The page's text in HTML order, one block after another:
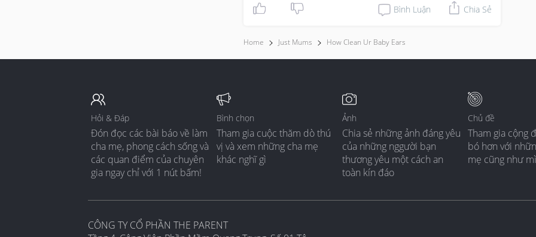
Bình Luận Chia Sẻ
Home Just Mums How Clean Ur Baby Ears
Hỏi & Đáp
Đón đọc các bài báo về làm
cha mẹ, phong cách sống và
các quan điểm của chuyên
gia ngay chỉ với 1 nút bấm!
Bình chọn
Tham gia cuộc thăm dò thú
vị và xem những cha mẹ
khác nghĩ gì
Ảnh
Chia sẻ những ảnh đáng yêu
của những nggười bạn
thương yêu một cách an
toàn kín đáo
Chủ đề
Tham gia cộng
bó hơn với
mẹ cũng như
CÔNG TY CỔ PHẦN THE PARENT